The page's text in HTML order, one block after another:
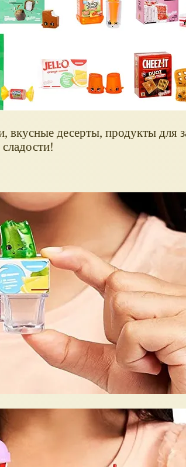
вкусные десерты, продукты для